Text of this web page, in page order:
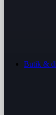
Butik &